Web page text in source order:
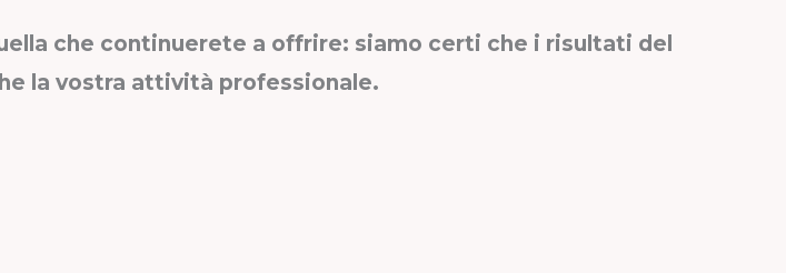
che continuerete a offrire: siamo certi che i risultati del
la vostra attività professionale.